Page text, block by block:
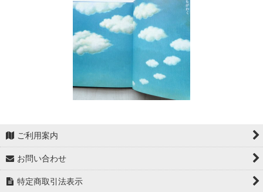
ご利用案内
お問い合わせ
特定商取引法表示